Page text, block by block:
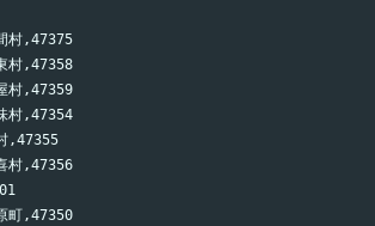
村,47375
村,47358
村,47359
村,47354
,47355
村,47356
町,47350